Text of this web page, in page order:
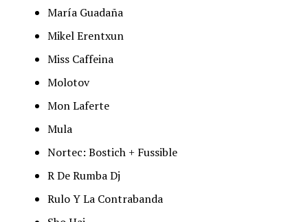
María Guadaña
Mikel Erentxun
Miss Caffeina
Molotov
Mon Laferte
Mula
Nortec: Bostich + Fussible
R De Rumba Dj
Rulo Y La Contrabanda